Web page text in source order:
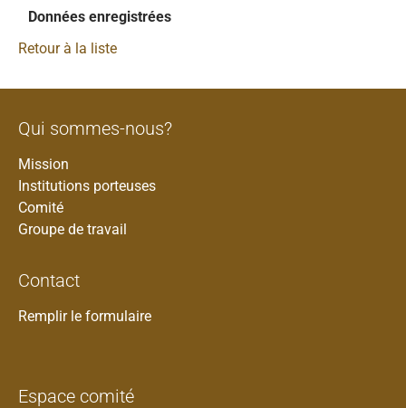
Données enregistrées
Retour à la liste
Qui sommes-nous?
Mission
Institutions porteuses
Comité
Groupe de travail
Contact
Remplir le formulaire
Espace comité